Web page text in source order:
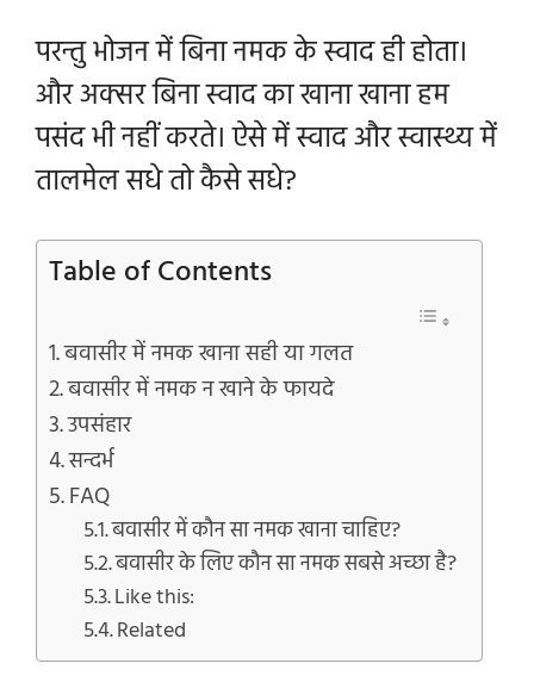
परन्तु भोजन में बिना नमक के स्वाद ही होता।
और अक्सर बिना स्वाद का खाना खाना हम
पसंद भी नहीं करते। ऐसे में स्वाद और स्वास्थ्य में
तालमेल सधे तो कैसे सधे?
Table of Contents
बवासीर में नमक खाना सही या गलत
बवासीर में नमक न खाने के फायदे
उपसंहार
सन्दर्भ
FAQ
बवासीर में कौन सा नमक खाना चाहिए?
बवासीर के लिए कौन सा नमक सबसे अच्छा है?
Like this:
Related